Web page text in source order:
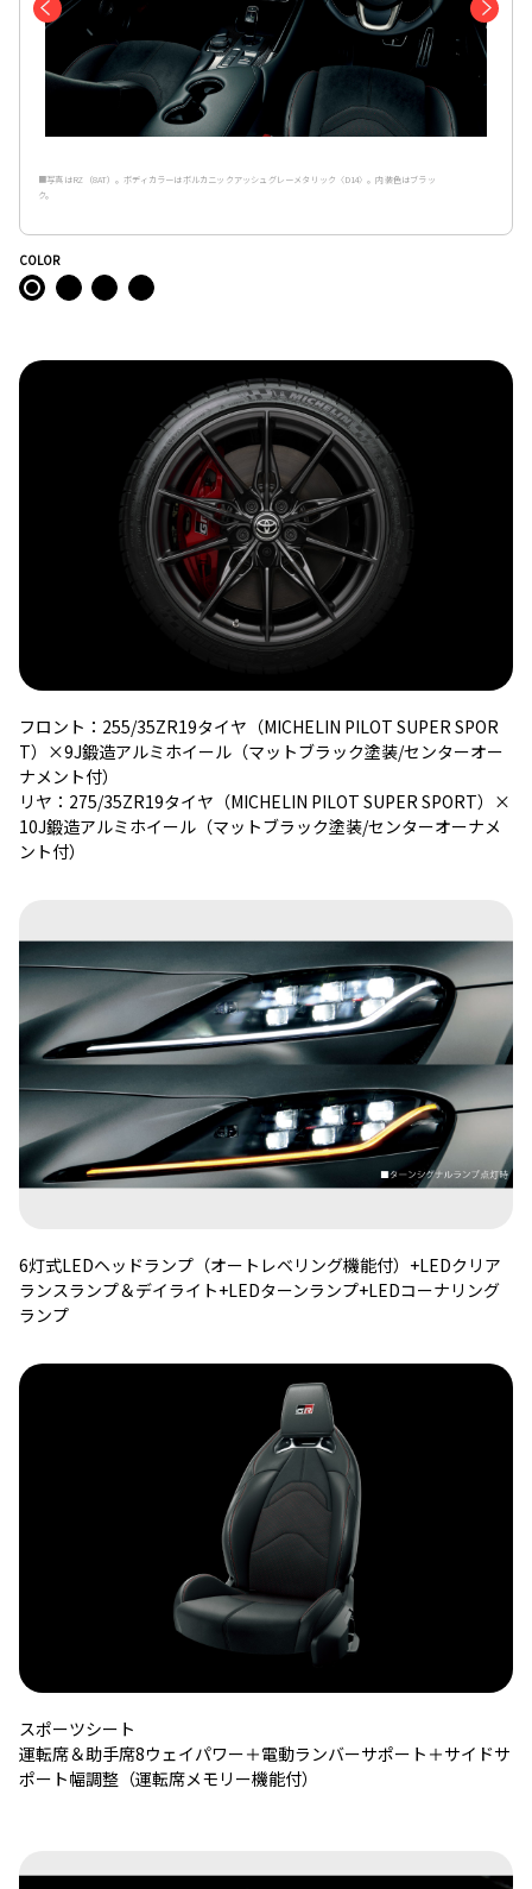
■写真はRZ（8AT）。ボディカラーはボルカニックアッシュグレーメタリック〈D14〉。内装色はブラッ
ク。
COLOR
フロント：255/35ZR19タイヤ（MICHELIN PILOT SUPER SPOR
T）×9J鍛造アルミホイール（マットブラック塗装/センターオー
ナメント付）
リヤ：275/35ZR19タイヤ（MICHELIN PILOT SUPER SPORT）×
10J鍛造アルミホイール（マットブラック塗装/センターオーナメ
ント付）
6灯式LEDヘッドランプ（オートレベリング機能付）+LEDクリア
ランスランプ＆デイライト+LEDターンランプ+LEDコーナリング
ランプ
スポーツシート
運転席＆助手席8ウェイパワー＋電動ランバーサポート＋サイドサ
ポート幅調整（運転席メモリー機能付）